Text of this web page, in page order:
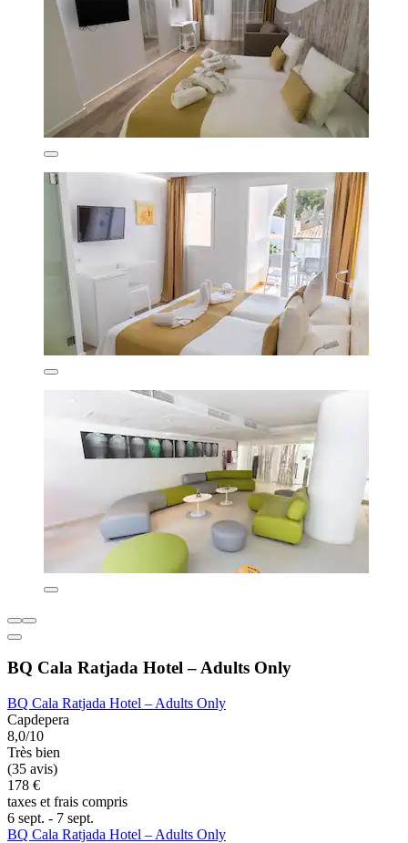
BQ Cala Ratjada Hotel – Adults Only
BQ Cala Ratjada Hotel – Adults Only
Capdepera
8,0/10
Très bien
(35 avis)
178 €
taxes et frais compris
6 sept. - 7 sept.
BQ Cala Ratjada Hotel – Adults Only